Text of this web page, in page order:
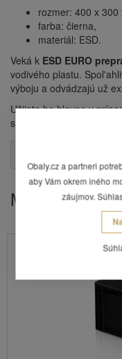
rozmer: 400 x 300
farba: čierna,
materiál: ESD.
Veká k ESD EURO
vodivého plastu.
výboju a odvádzajú už
Užijete ho hlavne v
seba (napríklad na
Mohlo by Vás
Neskladná položka
Obaly.cz a partneri
aby Vám okrem iného
záujmov.